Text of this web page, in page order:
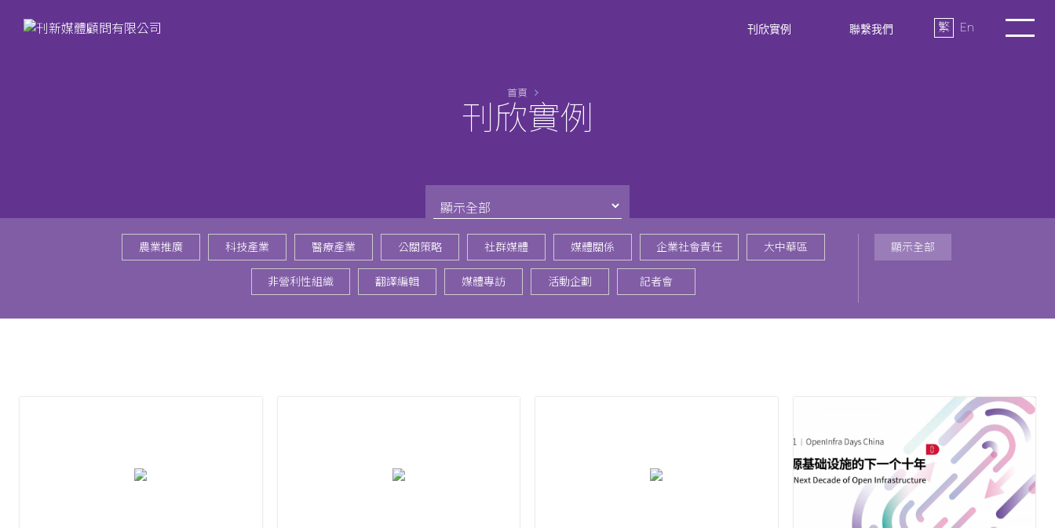
刊欣實例 聯繫我們 繁 En
首頁
刊欣實例
農業推廣 科技產業 醫療產業 公關策略 社群媒體 媒體關係 企業社會責任 大中華區
非營利性組織 翻譯編輯 媒體專訪 活動企劃 記者會
顯示全部